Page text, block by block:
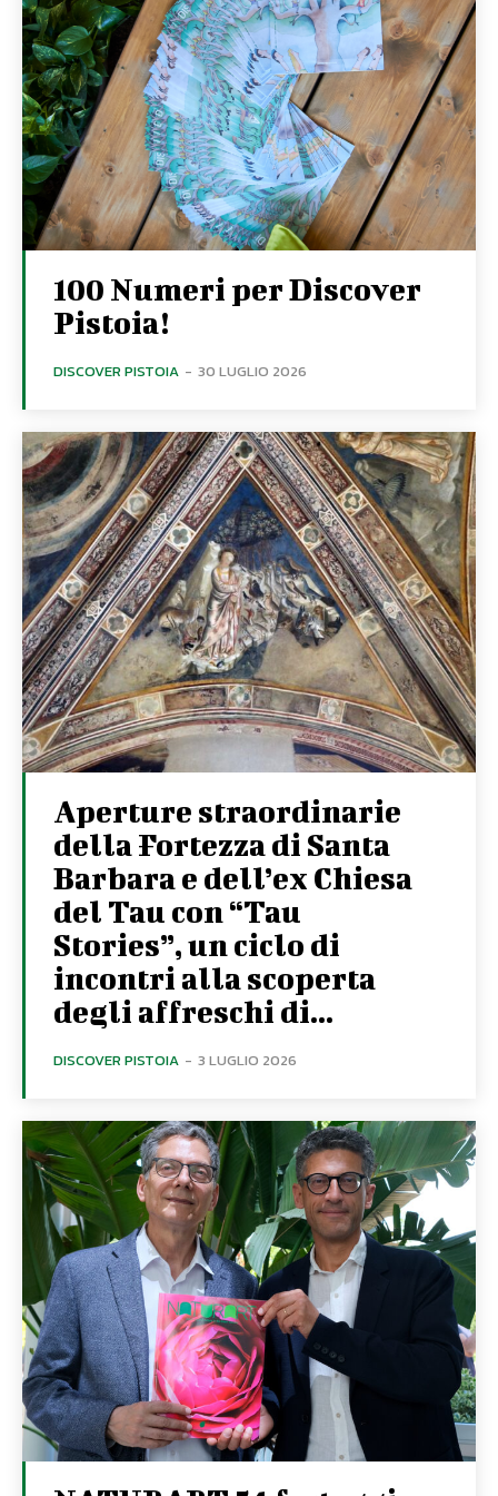
100 Numeri per Discover
Pistoia!
DISCOVER PISTOIA - 30 LUGLIO 2026
Aperture straordinarie
della Fortezza di Santa
Barbara e dell’ex Chiesa
del Tau con “Tau
Stories”, un ciclo di
incontri alla scoperta
degli affreschi di...
DISCOVER PISTOIA - 3 LUGLIO 2026